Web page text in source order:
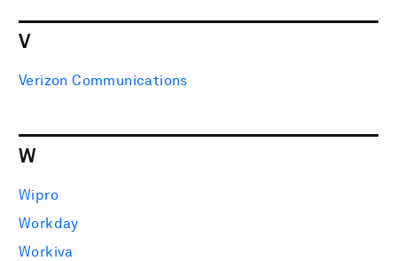
V
Verizon Communications
W
Wipro
Workday
Workiva